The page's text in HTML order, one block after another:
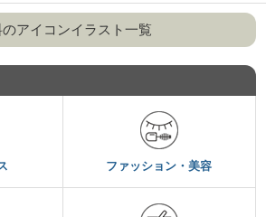
アイコンイラスト一覧
ファッション・美容